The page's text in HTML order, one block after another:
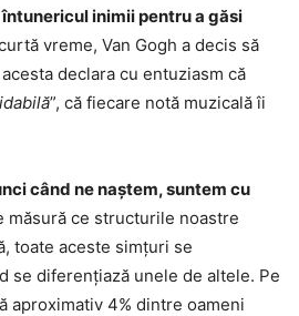
inimii pentru a găsi
vreme, Van Gogh a decis să
declara cu entuziasm că
”, că fiecare notă muzicală îi
când ne naștem, suntem cu
măsură ce structurile noastre
toate aceste simțuri se
se diferențiază unele de altele. Pe
aproximativ 4% dintre oameni